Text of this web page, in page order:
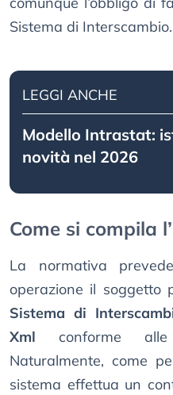
Sistema di Interscambio.
LEGGI ANCHE
Modello Intrastat:
novità nel 2026
Come si compila
La normativa
operazione il soggetto
Sistema di
Xml conforme
Naturalmente, come
sistema effettua un